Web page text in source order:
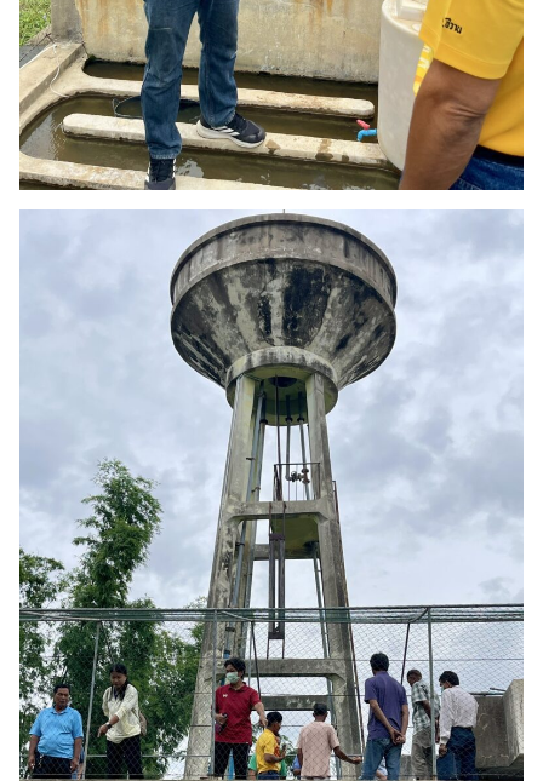
Search
for:
Search